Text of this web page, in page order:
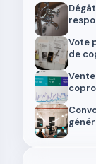
Vote
de